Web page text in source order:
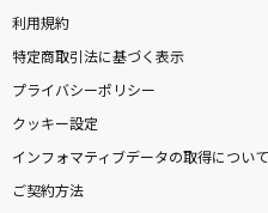
利用規約
特定商取引法に基づく表示
プライバシーポリシー
クッキー設定
インフォマティブデータの取得について
ご契約方法